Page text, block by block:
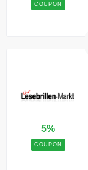
COUPON
5%
COUPON